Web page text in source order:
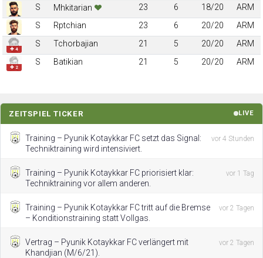
S
Mhkitarian 23 6 18/20
ARM
S
Rptchian 23 6 20/20 ARM
✚ 4
S Tchorbajian 21 5 20/20 ARM
✚ 2
S Batikian 21 5 20/20 ARM
ZEITSPIEL TICKER LIVE
Training – Pyunik Kotaykkar FC setzt das Signal:
Techniktraining wird intensiviert.
vor 4 Stunden
Training – Pyunik Kotaykkar FC priorisiert klar:
Techniktraining vor allem anderen.
vor 1 Tag
Training – Pyunik Kotaykkar FC tritt auf die Bremse
– Konditionstraining statt Vollgas.
vor 2 Tagen
Vertrag – Pyunik Kotaykkar FC verlängert mit
Khandjian (M/6/21).
vor 2 Tagen